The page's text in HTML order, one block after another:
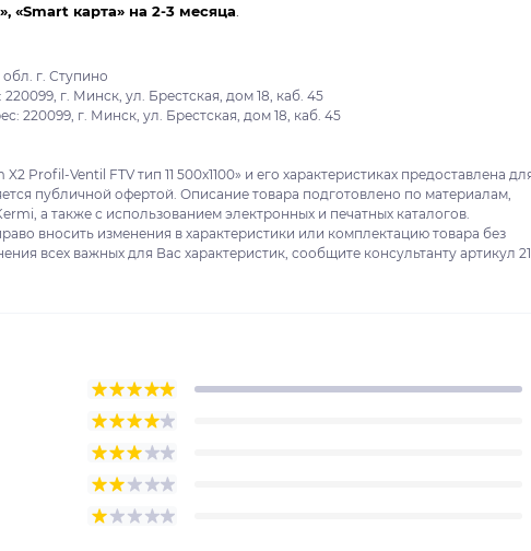
«Smart карта» на 2-3 месяца
г. Ступино
г. Минск, ул. Брестская, дом 18, каб. 45
г. Минск, ул. Брестская, дом 18, каб. 45
Profil-Ventil FTV тип 11 500x1100» и его характеристиках предоставлена
публичной офертой. Описание товара подготовлено по материалам,
а также с использованием электронных и печатных каталогов.
вносить изменения в характеристики или комплектацию товара без
всех важных для Вас характеристик, сообщите консультанту артикул